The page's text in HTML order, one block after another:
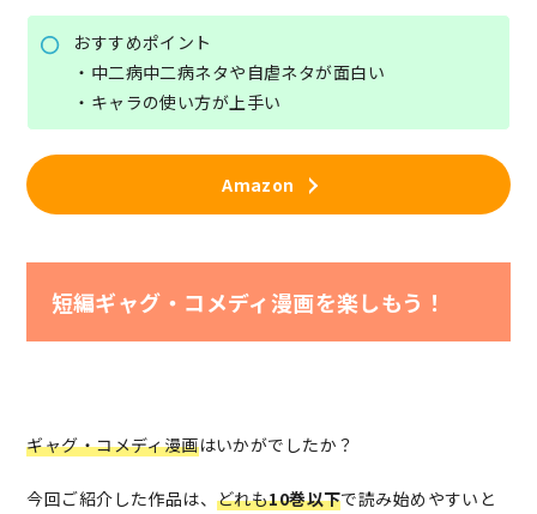
おすすめポイント
・中二病中二病ネタや自虐ネタが面白い
・キャラの使い方が上手い
Amazon
短編ギャグ・コメディ漫画を楽しもう！
ギャグ・コメディ漫画はいかがでしたか？
今回ご紹介した作品は、どれも10巻以下で読み始めやすいと